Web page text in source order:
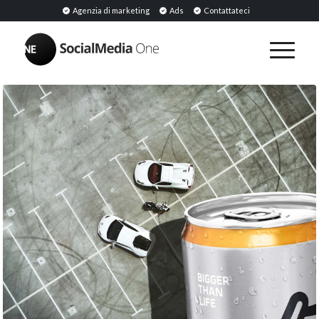
Agenzia di marketing Ads Contattateci